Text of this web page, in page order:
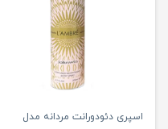
اسپری دئودورانت مردانه مدل